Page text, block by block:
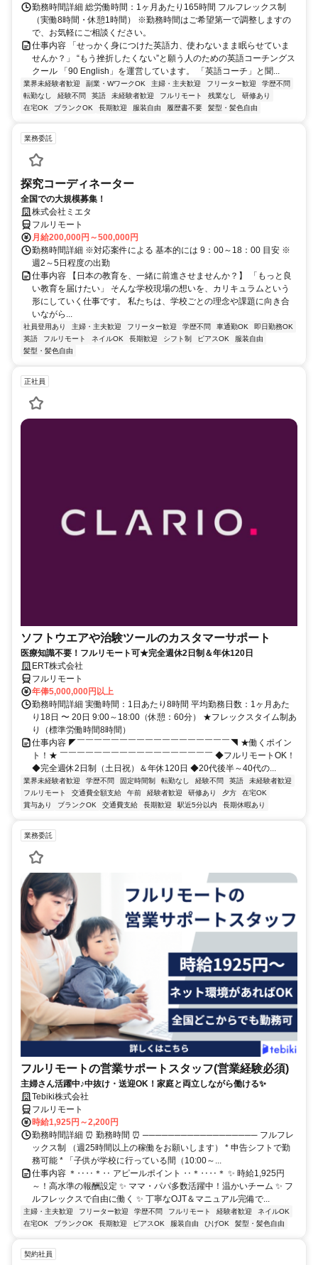
勤務時間詳細 総労働時間：1ヶ月あたり165時間 フルフレックス制
（実働8時間・休憩1時間） ※勤務時間はご希望第一で調整しますの
で、お気軽にご相談ください。
仕事内容 「せっかく身につけた英語力、使わないまま眠らせていま
せんか？」 “もう挫折したくない”と願う人のための英語コーチングス
クール 「90 English」を運営しています。 「英語コーチ」と聞...
業界未経験者歓迎 副業・WワークOK 主婦・主夫歓迎 フリーター歓迎
学歴不問
転勤なし
経験不問 英語 未経験者歓迎 フルリモート 残業なし
研修あり
在宅OK
ブランクOK 長期歓迎 服装自由 履歴書不要 髪型・髪色自由
業務委託
探究コーディネーター
全国での大規模募集！
株式会社ミエタ
フルリモート
月給200,000円～500,000円
勤務時間詳細 ※対応案件による 基本的には 9：00～18：00 目安 ※
週2～5日程度の出勤
仕事内容 【日本の教育を、一緒に前進させませんか？】 「もっと良
い教育を届けたい」 そんな学校現場の想いを、カリキュラムという
形にしていく仕事です。 私たちは、学校ごとの理念や課題に向き合
いながら...
社員登用あり 主婦・主夫歓迎 フリーター歓迎 学歴不問 車通勤OK
即日勤務OK
英語
フルリモート ネイルOK 長期歓迎 シフト制 ピアスOK
服装自由
髪型・髪色自由
正社員
ソフトウエアや治験ツールのカスタマーサポート
医療知識不要！フルリモート可★完全週休2日制＆年休120日
ERT株式会社
フルリモート
年俸5,000,000円以上
勤務時間詳細 実働時間：1日あたり8時間 平均勤務日数：1ヶ月あた
り18日 〜 20日 9:00～18:00（休憩：60分） ★フレックスタイム制あ
り（標準労働時間8時間）
仕事内容 ◤￣￣￣￣￣￣￣￣￣￣￣￣￣￣￣￣￣￣◥ ★働くポイン
ト！★ ￣￣￣￣￣￣￣￣￣￣￣￣￣￣￣￣￣￣ ◆フルリモートOK！
◆完全週休2日制（土日祝）＆年休120日 ◆20代後半～40代の...
業界未経験者歓迎 学歴不問 固定時間制 転勤なし 経験不問 英語
未経験者歓迎
フルリモート
交通費全額支給 午前 経験者歓迎 研修あり 夕方
在宅OK
賞与あり
ブランクOK 交通費支給 長期歓迎 駅近5分以内 長期休暇あり
業務委託
フルリモートの営業サポートスタッフ(営業経験必須)
主婦さん活躍中♪中抜け・送迎OK！家庭と両立しながら働ける✨
Tebiki株式会社
フルリモート
時給1,925円～2,200円
勤務時間詳細 ⏰ 勤務時間 ⏰ ────────────────── フルフレ
ックス制 （週25時間以上の稼働をお願いします） * 申告シフトで勤
務可能 * 「子供が学校に行っている間（10:00～...
仕事内容 ＊‥‥＊‥ アピールポイント ‥＊‥‥＊ ✨ 時給1,925円
～！高水準の報酬設定 ✨ ママ・パパ多数活躍中！温かいチーム ✨ フ
ルフレックスで自由に働く ✨ 丁寧なOJT＆マニュアル完備で...
主婦・主夫歓迎 フリーター歓迎 学歴不問 フルリモート 経験者歓迎
ネイルOK
在宅OK
ブランクOK 長期歓迎 ピアスOK 服装自由 ひげOK 髪型・髪色自由
契約社員